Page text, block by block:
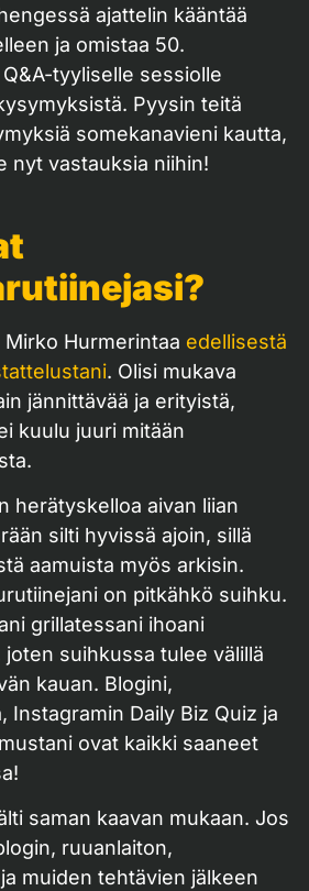
ajattelin kääntää
ja omistaa 50.
tyyliselle sessiolle
Pyysin teitä
somekanavieni kautta,
nyt vastauksia niihin!
Hurmerintaa edellisestä
. Olisi mukava
jännittävää ja erityistä,
kuulu juuri mitään
herätyskelloa aivan liian
silti hyvissä ajoin, sillä
aamuista myös arkisin.
on pitkähkö suihku.
grillatessani ihoani
joten suihkussa tulee välillä
kauan. Blogini,
Instagramin Daily Biz Quiz ja
ovat kaikki saaneet
saman kaavan mukaan. Jos
ruuanlaiton,
muiden tehtävien jälkeen